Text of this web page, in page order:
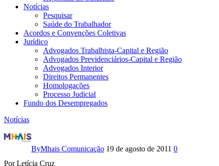
Notícias
Pesquisar
Saúde do Trabalhador
Acordos e Convenções Coletivas
Jurídico
Advogados Trabalhista-Capital e Região
Advogados Previdenciários-Capital e Região
Advogados Interior
Direitos Permanentes
Homologações
Processo Judicial
Fundo dos Desempregados
Notícias
Sem
acordo
ByMhais Comunicação 19 de agosto de 2011 0
Por Letícia Cruz